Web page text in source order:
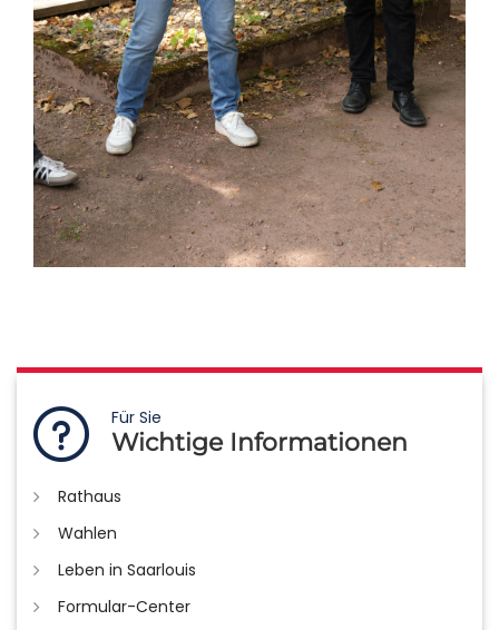
Für Sie
Wichtige Informationen
Rathaus
Wahlen
Leben in Saarlouis
Formular-Center